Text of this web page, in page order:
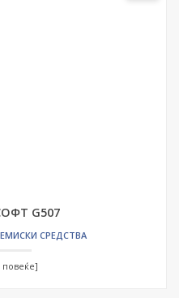
G507
СРЕДСТВА
повеќе]